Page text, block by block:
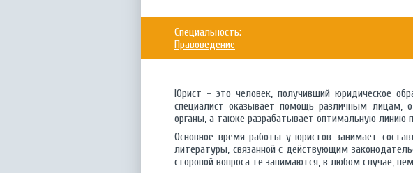
Специальность:
Правоведение
Юрист - это человек, получивший юридическое
специалист оказывает помощь различным лицам,
органы, а также разрабатывает оптимальную линию
Основное время работы у юристов занимает
литературы, связанной с действующим
стороной вопроса те занимаются, в любом случае,